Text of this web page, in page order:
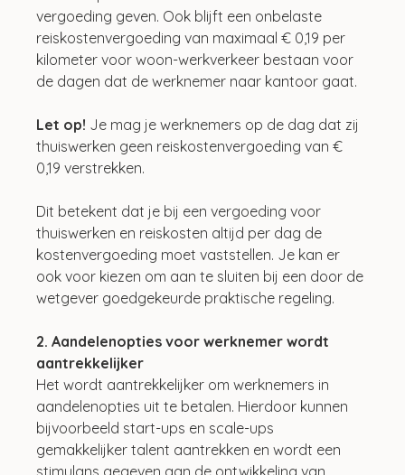
vergoeding geven. Ook blijft een onbelaste
reiskostenvergoeding van maximaal € 0,19 per
kilometer voor woon-werkverkeer bestaan voor
de dagen dat de werknemer naar kantoor gaat.
Let op! Je mag je werknemers op de dag dat zij
thuiswerken geen reiskostenvergoeding van €
0,19 verstrekken.
Dit betekent dat je bij een vergoeding voor
thuiswerken en reiskosten altijd per dag de
kostenvergoeding moet vaststellen. Je kan er
ook voor kiezen om aan te sluiten bij een door de
wetgever goedgekeurde praktische regeling.
2. Aandelenopties voor werknemer wordt
aantrekkelijker
Het wordt aantrekkelijker om werknemers in
aandelenopties uit te betalen. Hierdoor kunnen
bijvoorbeeld start-ups en scale-ups
gemakkelijker talent aantrekken en wordt een